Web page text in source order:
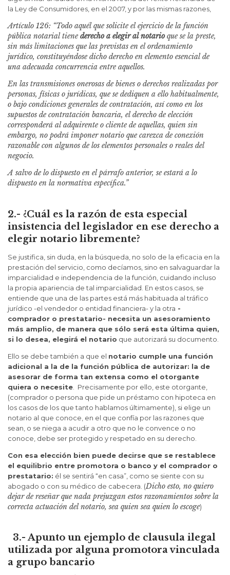
la Ley de Consumidores, en el 2007, y por las mismas razones,
Artículo 126: “Todo aquél que solicite el ejercicio de la función
pública notarial tienederecho a elegir al notarioque se la preste,
sin más limitaciones que las previstas en el ordenamiento
jurídico, constituyéndose dicho derecho en elemento esencial de
una adecuada concurrencia entre aquellos.
En las transmisiones onerosas de bienes o derechos realizadas por
personas, físicas o jurídicas, que se dediquen a ello habitualmente,
o bajo condiciones generales de contratación, así como en los
supuestos de contratación bancaria, el derecho de elección
corresponderá al adquirente o cliente de aquellas, quien sin
embargo, no podrá imponer notario que carezca de conexión
razonable con algunos de los elementos personales o reales del
negocio.
A salvo de lo dispuesto en el párrafo anterior, se estará a lo
dispuesto en la normativa específica.”
2.- ¿Cuál es la razón de esta especial
insistencia del legislador en ese derecho a
elegir notario libremente?
Se justifica, sin duda, en la búsqueda, no solo de la eficacia en la
prestación del servicio, como decíamos, sino en salvaguardar la
imparcialidad e independencia de la función, cuidando incluso
la propia apariencia de tal imparcialidad. En estos casos, se
entiende que una de las partes está más habituada al tráfico
jurídico -el vendedor o entidad financiera- y la otra -
comprador o prestatario- necesita un asesoramiento
más amplio, de manera que sólo será esta última quien,
si lo desea, elegirá el notario que autorizará su documento.
Ello se debe también a que el notario cumple una función
adicional a la de la función pública de autorizar: la de
asesorar de forma tan extensa como el otorgante
quiera o necesite . Precisamente por ello, este otorgante,
(comprador o persona que pide un préstamo con hipoteca en
los casos de los que tanto hablamos últimamente), si elige un
notario al que conoce, en el que confía por las razones que
sean, o se niega a acudir a otro que no le convence o no
conoce, debe ser protegido y respetado en su derecho.
Con esa elección bien puede decirse que se restablece
el equilibrio entre promotora o banco y el comprador o
prestatario: él se sentirá “en casa”, como se siente con su
abogado o con su médico de cabecera. (Dicho esto, no quiero
dejar de reseñar que nada prejuzgan estos razonamientos sobre la
correcta actuación del notario, sea quien sea quien lo escoge)
3.- Apunto un ejemplo de clausula ilegal
utilizada por alguna promotora vinculada
a grupo bancario